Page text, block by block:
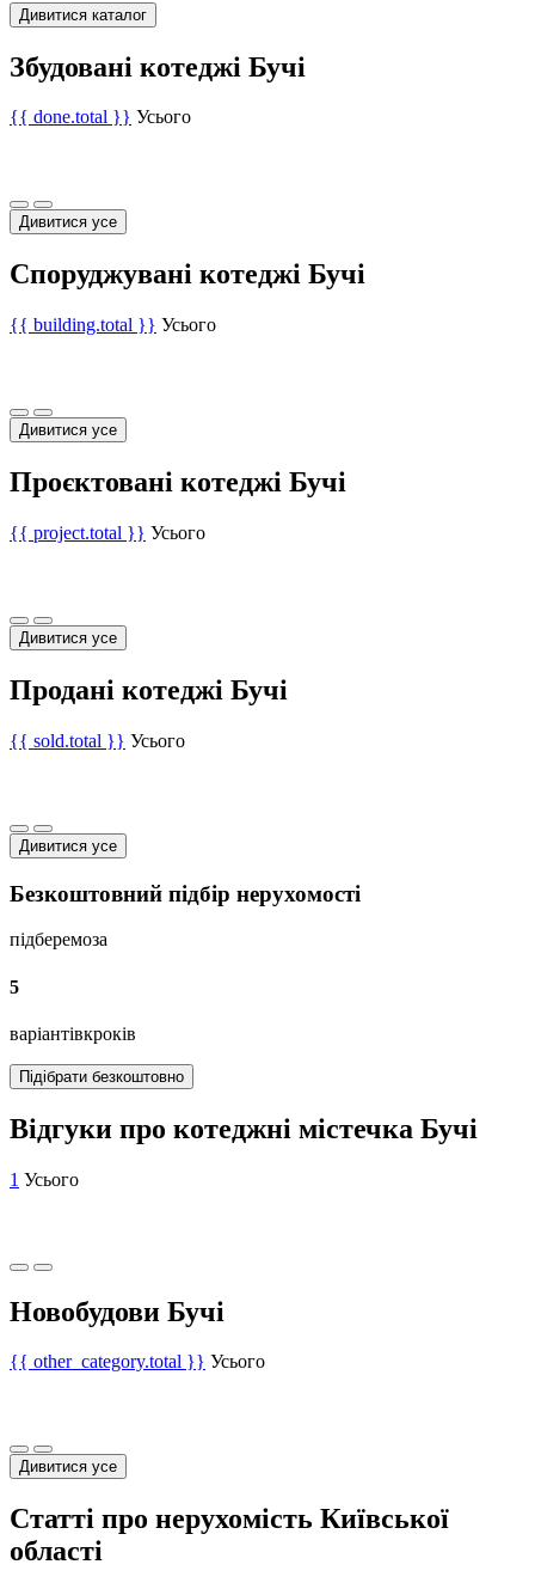
Дивитися каталог
Збудовані котеджі Бучі
{{ done.total }} Усього
Дивитися усе
Споруджувані котеджі Бучі
{{ building.total }} Усього
Дивитися усе
Проєктовані котеджі Бучі
{{ project.total }} Усього
Дивитися усе
Продані котеджі Бучі
{{ sold.total }} Усього
Дивитися усе
Безкоштовний підбір нерухомості
підберемоза
5
варіантівкроків
Підібрати безкоштовно
Відгуки про котеджні містечка Бучі
1 Усього
Новобудови Бучі
{{ other_category.total }} Усього
Дивитися усе
Статті про нерухомість Київської
області